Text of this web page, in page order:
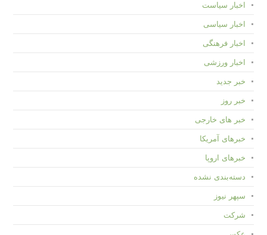
اخبار سیاست
اخبار سیاسی
اخبار فرهنگی
اخبار ورزشی
خبر جدید
خبر روز
خبر های خارجی
خبرهای آمریکا
خبرهای اروپا
دسته‌بندی نشده
سپهر نیوز
شرکت